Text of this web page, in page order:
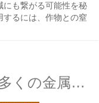
にも繋がる可能性を秘
るには、作物との窒
リグニン合成と関与する多くの金属たち